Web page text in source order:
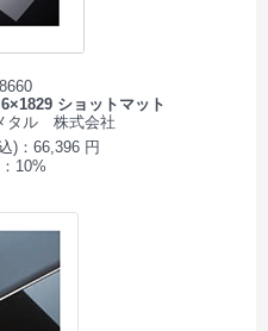
ショットマット
タル 株式会社
)：66,396 円
10%